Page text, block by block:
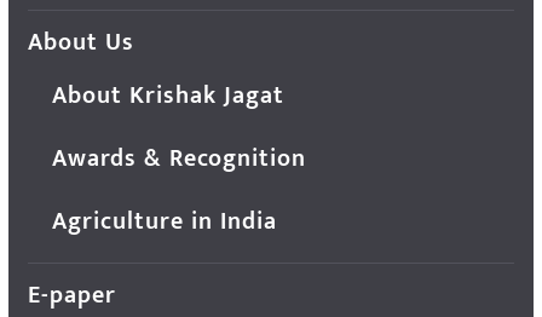
About Us
About Krishak Jagat
Awards & Recognition
Agriculture in India
E-paper